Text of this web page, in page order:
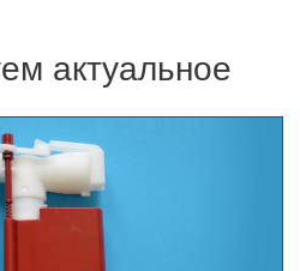
актуальное